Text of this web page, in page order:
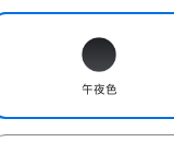
午夜色